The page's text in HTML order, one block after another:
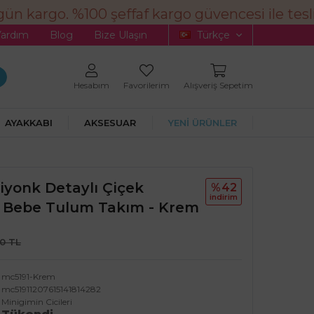
kargo. %100 şeffaf kargo güvencesi ile
Blog Bize Ulaşın Türkçe
Hesabım Favorilerim Alışveriş Sepetim
AYAKKABI AKSESUAR YENİ ÜRÜNLER
Detaylı Çiçek
Bebe Tulum Takım - Krem
TL
%42
i̇ndi̇ri̇m
mc5191-Krem
mc51911207615141814282
Minigimin Cicileri